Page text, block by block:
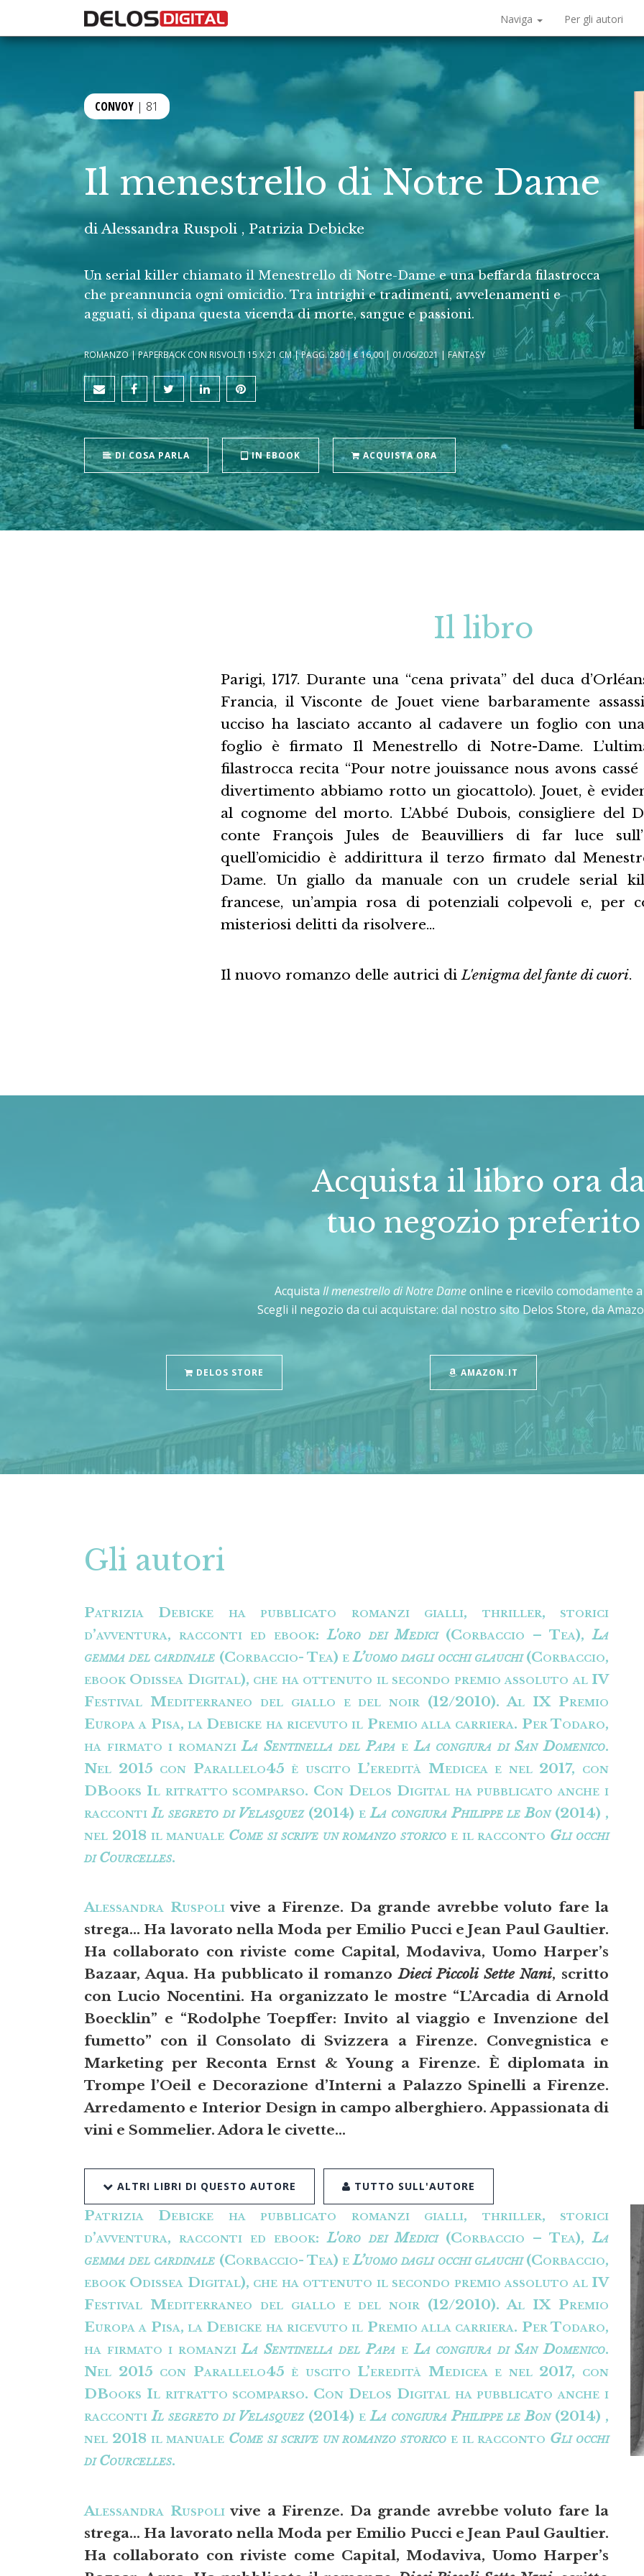
Naviga Per gli autori
CONVOY | 81
Il menestrello di Notre Dame
diAlessandra Ruspoli , Patrizia Debicke
Un serial killer chiamato il Menestrello di Notre-Dame e una beffarda filastrocca
che preannuncia ogni omicidio. Tra intrighi e tradimenti, avvelenamenti e
agguati, si dipana questa vicenda di morte, sangue e passioni.
ROMANZO | PAPERBACK CON RISVOLTI 15 X 21 CM | PAGG. 280 | € 16,00 | 01/06/2021 | FANTASY
DI COSA PARLA IN EBOOK ACQUISTA ORA
Il libro
Parigi, 1717. Durante una “cena privata” del duca
Francia, il Visconte de Jouet viene barbaramente
ucciso ha lasciato accanto al cadavere un foglio con
foglio è firmato Il Menestrello di Notre-Dame.
filastrocca recita “Pour notre jouissance nous avons
divertimento abbiamo rotto un giocattolo). Jouet, è
al cognome del morto. L’Abbé Dubois, consigliere del
conte François Jules de Beauvilliers di far luce
quell’omicidio è addirittura il terzo firmato dal
Dame. Un giallo da manuale con un crudele serial
francese, un’ampia rosa di potenziali colpevoli e, per
misteriosi delitti da risolvere…
Il nuovo romanzo delle autrici di L'enigma del fante di cuori.
Acquista il libro ora
tuo negozio preferito
Acquista Il menestrello di Notre Dameonline e ricevilo comodamente a
Scegli il negozio da cui acquistare: dal nostro sito Delos Store, da
DELOS STORE AMAZON.IT
Gli autori
Patrizia Debicke ha pubblicato romanzi gialli, thriller, storici
d’avventura, racconti ed ebook: L'oro dei Medici(Corbaccio – Tea),La
gemma del cardinale (Corbaccio- Tea) eL’uomo dagli occhi glauchi(Corbaccio,
ebook Odissea Digital), che ha ottenuto il secondo premio assoluto al IV
Festival Mediterraneo del giallo e del noir (12/2010). Al IX Premio
Europa a Pisa, la Debicke ha ricevuto il Premio alla carriera. Per Todaro,
ha firmato i romanziLa Sentinella del Papae La congiura di San Domenico.
Nel 2015 con Parallelo45 è uscito L’eredità Medicea e nel 2017, con
DBooks Il ritratto scomparso. Con Delos Digital ha pubblicato anche i
raccontiIl segreto di Velasquez(2014) e La congiura Philippe le Bon(2014) ,
nel 2018 il manuale Come si scrive un romanzo storico e il racconto Gli occhi
di Courcelles.
Alessandra Ruspolivive a Firenze. Da grande avrebbe voluto fare la
strega… Ha lavorato nella Moda per Emilio Pucci e Jean Paul Gaultier.
Ha collaborato con riviste come Capital, Modaviva, Uomo Harper’s
Bazaar, Aqua. Ha pubblicato il romanzoDieci Piccoli Sette Nani, scritto
con Lucio Nocentini. Ha organizzato le mostre “L’Arcadia di Arnold
Boecklin” e “Rodolphe Toepffer: Invito al viaggio e Invenzione del
fumetto” con il Consolato di Svizzera a Firenze. Convegnistica e
Marketing per Reconta Ernst & Young a Firenze. È diplomata in
Trompe l’Oeil e Decorazione d’Interni a Palazzo Spinelli a Firenze.
Arredamento e Interior Design in campo alberghiero. Appassionata di
vini e Sommelier. Adora le civette…
ALTRI LIBRI DI QUESTO AUTORE TUTTO SULL'AUTORE
Patrizia Debicke ha pubblicato romanzi gialli, thriller, storici
d’avventura, racconti ed ebook:L'oro dei Medici(Corbaccio – Tea),La
gemma del cardinale (Corbaccio- Tea) eL’uomo dagli occhi glauchi(Corbaccio,
ebook Odissea Digital), che ha ottenuto il secondo premio assoluto al IV
Festival Mediterraneo del giallo e del noir (12/2010). Al IX Premio
Europa a Pisa, la Debicke ha ricevuto il Premio alla carriera. Per Todaro,
ha firmato i romanziLa Sentinella del PapaeLa congiura di San Domenico.
Nel 2015 con Parallelo45 è uscito L’eredità Medicea e nel 2017, con
DBooks Il ritratto scomparso. Con Delos Digital ha pubblicato anche i
raccontiIl segreto di Velasquez(2014) eLa congiura Philippe le Bon(2014) ,
nel 2018 il manuale Come si scrive un romanzo storico e il racconto Gli occhi
di Courcelles.
Alessandra Ruspolivive a Firenze. Da grande avrebbe voluto fare la
strega… Ha lavorato nella Moda per Emilio Pucci e Jean Paul Gaultier.
Ha collaborato con riviste come Capital, Modaviva, Uomo Harper’s